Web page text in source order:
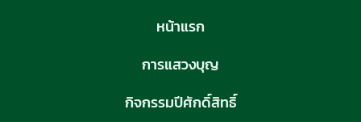
หน้าแรก
การแสวงบุญ
กิจกรรมปีศักดิ์สิทธิ์